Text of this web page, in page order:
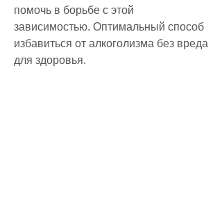
помочь в борьбе с этой
зависимостью. Оптимальный способ
избавиться от алкоголизма без вреда
для здоровья.